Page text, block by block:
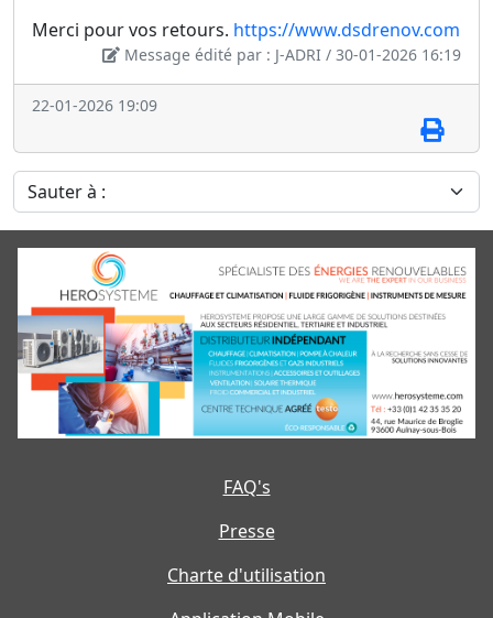
Merci pour vos retours. https://www.dsdrenov.com
Message édité par : J-ADRI / 30-01-2026 16:19
22-01-2026 19:09
Sauter à :
FAQ's
Presse
Charte d'utilisation